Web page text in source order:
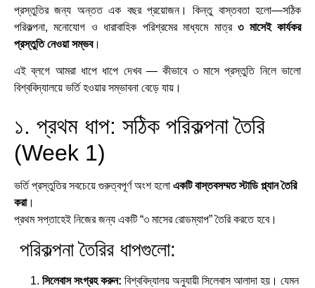
প্রস্তুতির জন্য অন্তত এক বছর প্রয়োজন। কিন্তু বাস্তবতা হলো—সঠিক
পরিকল্পনা, মনোযোগ ও ধারাবাহিক পরিশ্রমের মাধ্যমে মাত্র৩ মাসেই কার্যকর
প্রস্তুতি নেওয়া সম্ভব।
এই ব্লগে আমরা ধাপে ধাপে দেখব — কীভাবে ৩ মাসে প্রস্তুতি নিলে ভালো
বিশ্ববিদ্যালয়ে ভর্তি হওয়ার সম্ভাবনা বেড়ে যায়।
১. প্রথম ধাপ: সঠিক পরিকল্পনা তৈরি
(Week 1)
ভর্তি প্রস্তুতির সবচেয়ে গুরুত্বপূর্ণ অংশ হলো একটি বাস্তবসম্মত স্টাডি প্ল্যান তৈরি
করা।
প্রথম সপ্তাহেই নিজের জন্য একটি “৩ মাসের রোডম্যাপ” তৈরি করতে হবে।
পরিকল্পনা তৈরির ধাপগুলো:
সিলেবাস সংগ্রহ করুন: বিশ্ববিদ্যালয় অনুযায়ী সিলেবাস আলাদা হয়। যেমন